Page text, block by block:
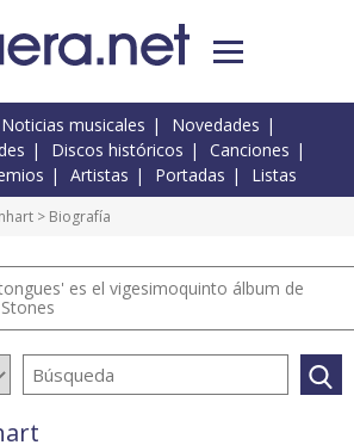
Noticias musicales
Novedades
Discos históricos
Canciones
Artistas Portadas Listas
> Biografía
es el vigesimoquinto álbum de